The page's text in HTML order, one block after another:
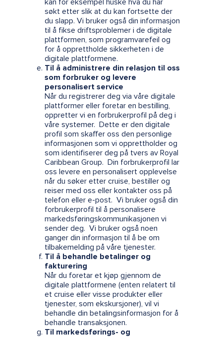
søkt etter slik at du kan fortsette der
du slapp. Vi bruker også din informasjon
til å fikse driftsproblemer i de digitale
plattformen, som programvarefeil og
for å opprettholde sikkerheten i de
digitale plattformene.
Til å administrere din relasjon til oss
som forbruker og levere
personalisert service
Når du registrerer deg via våre digitale
plattformer eller foretar en bestilling,
oppretter vi en forbrukerprofil på deg i
våre systemer. Dette er den digitale
profil som skaffer oss den personlige
informasjonen som vi opprettholder og
som identifiserer deg på tvers av Royal
Caribbean Group. Din forbrukerprofil lar
oss levere en personalisert opplevelse
når du søker etter cruise, bestiller og
reiser med oss eller kontakter oss på
telefon eller e-post. Vi bruker også din
forbrukerprofil til å personalisere
markedsføringskommunikasjonen vi
sender deg. Vi bruker også noen
ganger din informasjon til å be om
tilbakemelding på våre tjenester.
Til å behandle betalinger og
fakturering
Når du foretar et kjøp gjennom de
digitale plattformene (enten relatert til
et cruise eller visse produkter eller
tjenester, som ekskursjoner), vil vi
behandle din betalingsinformasjon for å
behandle transaksjonen.
Til markedsførings- og